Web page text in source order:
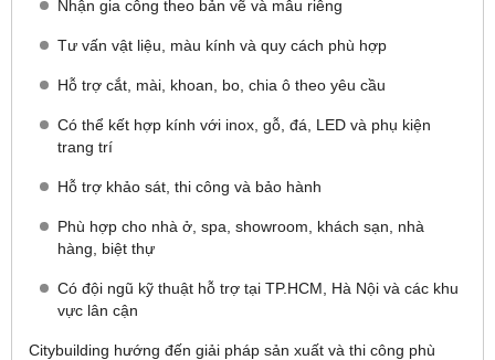
Nhận gia công theo bản vẽ và mẫu riêng
Tư vấn vật liệu, màu kính và quy cách phù hợp
Hỗ trợ cắt, mài, khoan, bo, chia ô theo yêu cầu
Có thể kết hợp kính với inox, gỗ, đá, LED và phụ kiện
trang trí
Hỗ trợ khảo sát, thi công và bảo hành
Phù hợp cho nhà ở, spa, showroom, khách sạn, nhà
hàng, biệt thự
Có đội ngũ kỹ thuật hỗ trợ tại TP.HCM, Hà Nội và các khu
vực lân cận
Citybuilding hướng đến giải pháp sản xuất và thi công phù